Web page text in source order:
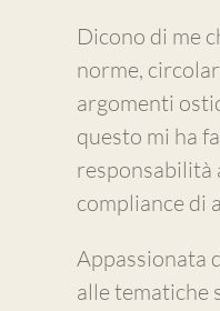
Dicono di me
norme,
argomenti
questo mi ha
responsabilità
compliance di
Appassionata
alle tematiche